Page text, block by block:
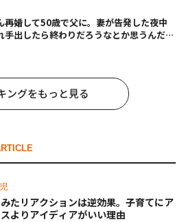
再婚して50歳で父に。妻が告発した夜中
手出したら終わりだろうなとか思うんだけ
ングをもっと見る
たリアクションは逆効果。子育てにア
よりアイディアがいい理由